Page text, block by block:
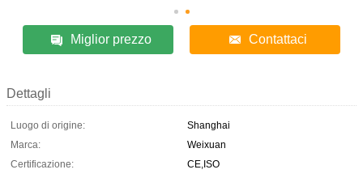
Miglior prezzo Contattaci
Dettagli
Luogo di origine:
Shanghai
Marca:
Weixuan
Certificazione:
CE,ISO